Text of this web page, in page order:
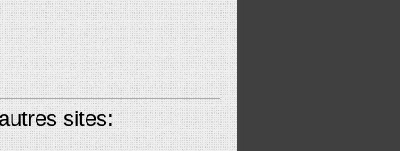
sites: